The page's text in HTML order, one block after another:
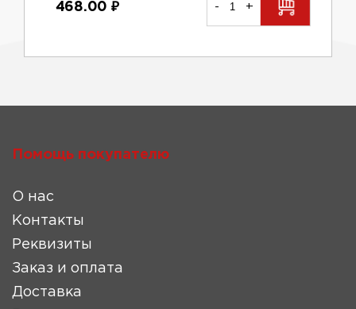
468.00 ₽ - +
Помощь покупателю
О нас
Контакты
Реквизиты
Заказ и оплата
Доставка